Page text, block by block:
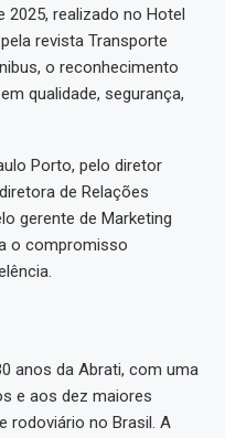
realizado no Hotel
revista Transporte
o reconhecimento
qualidade, segurança,
Porto, pelo diretor
de Relações
gerente de Marketing
o compromisso
anos da Abrati, com uma
e aos dez maiores
rodoviário no Brasil. A